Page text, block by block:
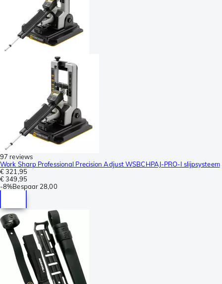
97 reviews
Work Sharp Professional Precision Adjust WSBCHPAJ-PRO-I slijpsysteem
€ 321,95
€ 349,95
-8%Bespaar 28,00